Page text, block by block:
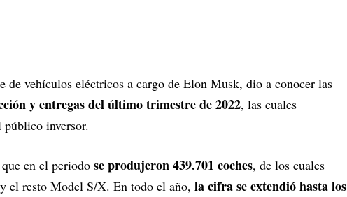
de vehículos eléctricos a cargo de Elon Musk, dio a conocer las
y entregas del último trimestre de 2022, las cuales
público inversor.
en el periodo se produjeron 439.701 coches, de los cuales
el resto Model S/X. En todo el año, la cifra se extendió hasta los